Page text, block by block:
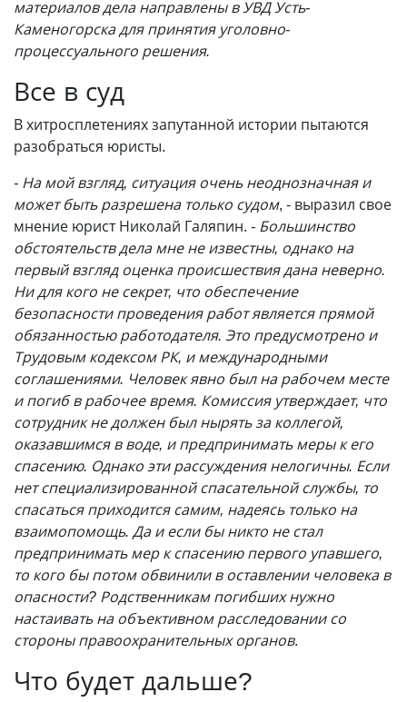
материалов дела направлены в УВД Усть-
Каменогорска для принятия уголовно-
процессуального решения.
Все в суд
В хитросплетениях запутанной истории пытаются
разобраться юристы.
- На мой взгляд, ситуация очень неоднозначная и
может быть разрешена только судом, - выразил свое
мнение юрист Николай Галяпин. - Большинство
обстоятельств дела мне не известны, однако на
первый взгляд оценка происшествия дана неверно.
Ни для кого не секрет, что обеспечение
безопасности проведения работ является прямой
обязанностью работодателя. Это предусмотрено и
Трудовым кодексом РК, и международными
соглашениями. Человек явно был на рабочем месте
и погиб в рабочее время. Комиссия утверждает, что
сотрудник не должен был нырять за коллегой,
оказавшимся в воде, и предпринимать меры к его
спасению. Однако эти рассуждения нелогичны. Если
нет специализированной спасательной службы, то
спасаться приходится самим, надеясь только на
взаимопомощь. Да и если бы никто не стал
предпринимать мер к спасению первого упавшего,
то кого бы потом обвинили в оставлении человека в
опасности? Родственникам погибших нужно
настаивать на объективном расследовании со
стороны правоохранительных органов.
Что будет дальше?